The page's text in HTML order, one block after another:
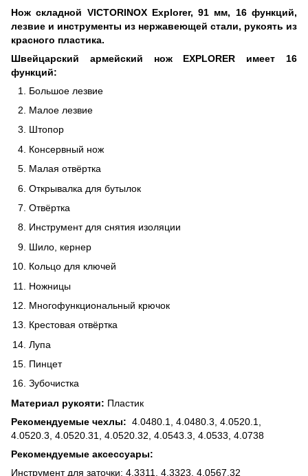
Нож складной VICTORINOX Explorer, 91 мм, 16 функций,
лезвие и инструменты из нержавеющей стали, рукоять из
красного пластика.
Швейцарский армейский нож EXPLORER имеет 16
функций:
Большое лезвие
Малое лезвие
Штопор
Консервный нож
Малая отвёртка
Открывалка для бутылок
Отвёртка
Инструмент для снятия изоляции
Шило, кернер
Кольцо для ключей
Ножницы
Многофункциональный крючок
Крестовая отвёртка
Лупа
Пинцет
Зубочистка
Материал рукояти: Пластик
Рекомендуемые чехлы: 4.0480.1, 4.0480.3, 4.0520.1,
4.0520.3, 4.0520.31, 4.0520.32, 4.0543.3, 4.0533, 4.0738
Рекомендуемые аксессуары:
Инструмент для заточки: 4.3311, 4.3323, 4.0567.32